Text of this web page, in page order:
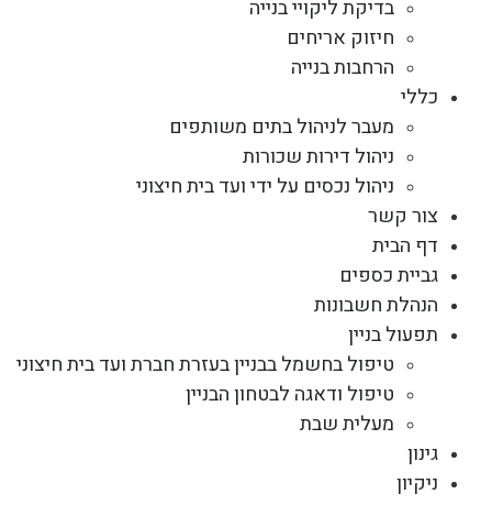
בדיקת ליקויי בנייה
חיזוק אריחים
הרחבות בנייה
כללי
מעבר לניהול בתים משותפים
ניהול דירות שכורות
ניהול נכסים על ידי ועד בית חיצוני
צור קשר
דף הבית
גביית כספים
הנהלת חשבונות
תפעול בניין
טיפול בחשמל בבניין בעזרת חברת ועד בית חיצוני
טיפול ודאגה לבטחון הבניין
מעלית שבת
גינון
ניקיון